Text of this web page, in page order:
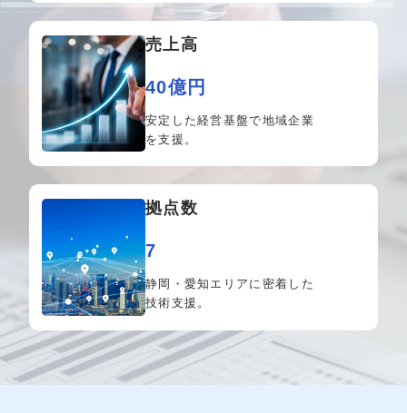
売上高
40億円
安定した経営基盤で地域企業
を支援。
拠点数
7
静岡・愛知エリアに密着 した
技術支援。